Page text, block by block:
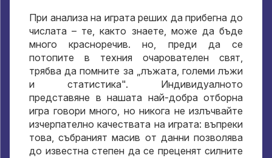
При анализа на играта реших да прибегна до
числата – те, както знаете, може да бъде
много красноречив. но, преди да се
потопите в техния очарователен свят,
трябва да помните за „лъжата, големи лъжи
и статистика". Индивидуалното
представяне в нашата най-добра отборна
игра говори много, но никога не излъчвайте
изчерпателно качествата на играта: въпреки
това, събраният масив от данни позволява
до известна степен да се преценят силните